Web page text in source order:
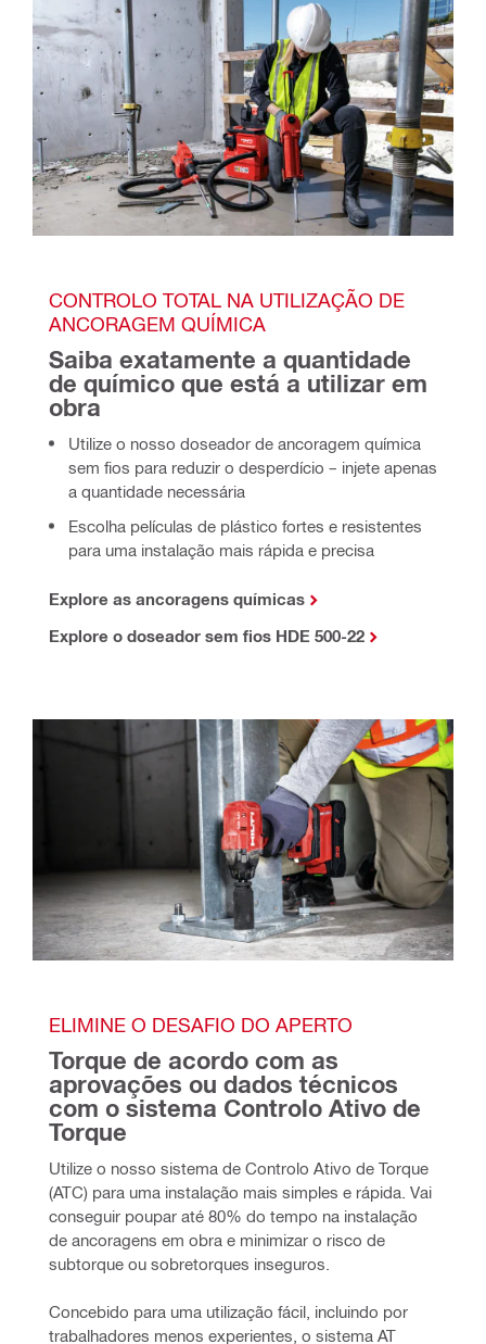
CONTROLO TOTAL NA UTILIZAÇÃO DE
ANCORAGEM QUÍMICA
Saiba exatamente a quantidade
de químico que está a utilizar em
obra
Utilize o nosso doseador de ancoragem química
sem fios para reduzir o desperdício – injete apenas
a quantidade necessária
Escolha películas de plástico fortes e resistentes
para uma instalação mais rápida e precisa
Explore as ancoragens químicas
Explore o doseador sem fios HDE 500-22
ELIMINE O DESAFIO DO APERTO
Torque de acordo com as
aprovações ou dados técnicos
com o sistema Controlo Ativo de
Torque
Utilize o nosso sistema de Controlo Ativo de Torque
(ATC) para uma instalação mais simples e rápida. Vai
conseguir poupar até 80% do tempo na instalação
de ancoragens em obra e minimizar o risco de
subtorque ou sobretorques inseguros.
Concebido para uma utilização fácil, incluindo por
trabalhadores menos experientes, o sistema AT